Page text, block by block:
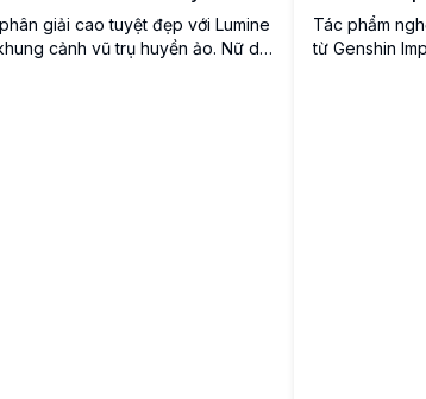
giải cao tuyệt đẹp với Lumine
cảnh vũ trụ huyền ảo. Nữ du
Tác phẩm
từ Genshin